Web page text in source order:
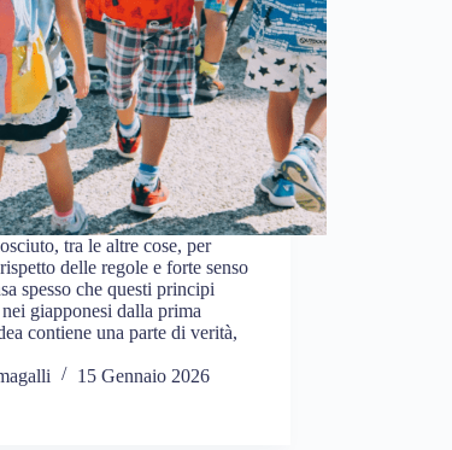
tra le altre cose, per
delle regole e forte senso
spesso che questi principi
giapponesi dalla prima
contiene una parte di verità,
15 Gennaio 2026